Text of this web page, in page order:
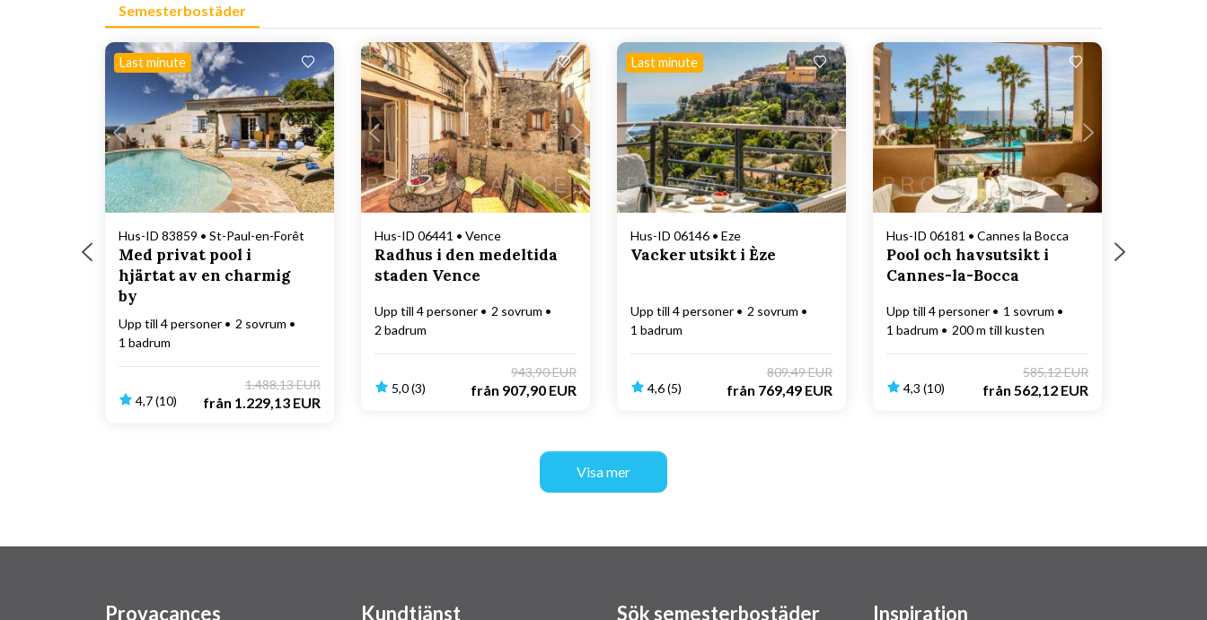
Semesterbostäder
Last minute
Laddar...
Hus-ID 83859 • St-Paul-en-Forêt
Med privat pool i
hjärtat av en charmig
by
Upp till 4 personer
2 sovrum
1 badrum
4,7 (10)
1.488,13 EUR
från 1.229,13 EUR
Laddar...
Hus-ID 06441 • Vence
Radhus i den medeltida
staden Vence
Upp till 4 personer
2 sovrum
2 badrum
5,0 (3)
943,90 EUR
från 907,90 EUR
Last minute
Laddar...
Hus-ID 06146 • Eze
Vacker utsikt i Èze
Upp till 4 personer
2 sovrum
1 badrum
4,6 (5)
809,49 EUR
från 769,49 EUR
Laddar...
Hus-ID 06181 • Cannes la Bocca
Pool och havsutsikt i
Cannes-la-Bocca
Upp till 4 personer
1 sovrum
1 badrum
200 m till kusten
4,3 (10)
585,12 EUR
från 562,12 EUR
Visa mer
Provacances Kundtjänst Sök semesterbostäder Inspiration